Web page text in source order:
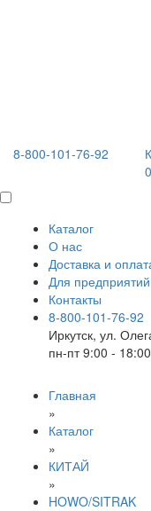
8-800-101-76-92
0
Каталог
О нас
Доставка и
Для предприятий
Контакты
8-800-101-76-92
Иркутск, ул.
пн-пт 9:00 -
Главная
»
Каталог
»
КИТАЙ
»
HOWO/SITRAK